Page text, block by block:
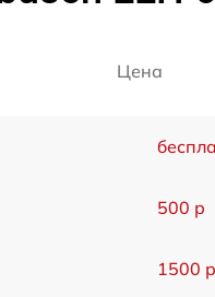
Цена
500 р
1500 р